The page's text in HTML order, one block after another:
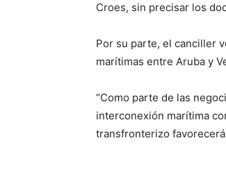
Croes, sin precisar los
Por su parte, el canciller
marítimas entre Aruba y
“Como parte de las
interconexión marítima
transfronterizo